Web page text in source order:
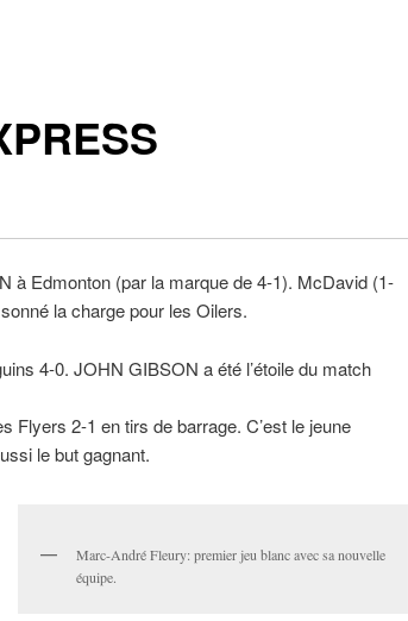
à Edmonton (par la marque de 4-1). McDavid (1-
la charge pour les Oilers.
4-0. JOHN GIBSON a été l’étoile du match
Flyers 2-1 en tirs de barrage. C’est le jeune
le but gagnant.
Marc-André Fleury: premier jeu blanc avec sa nouvelle
équipe.